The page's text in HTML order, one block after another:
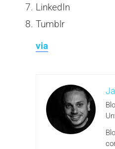
LinkedIn
Tumblr
via